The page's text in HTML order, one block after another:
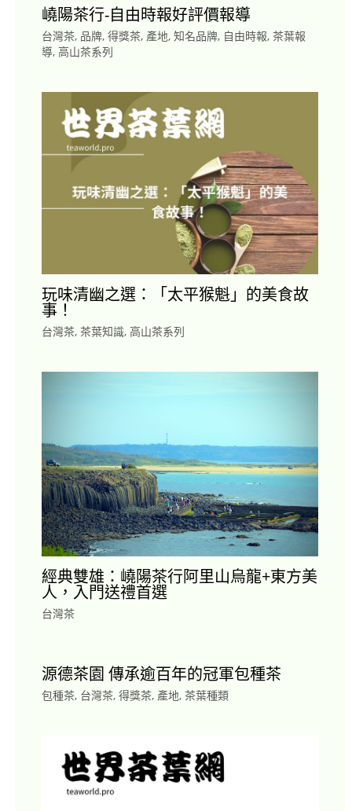
嶢陽茶行-自由時報好評價報導
台灣茶, 品牌, 得獎茶, 產地, 知名品牌, 自由時報, 茶葉報
導, 高山茶系列
玩味清幽之選：「太平猴魁」的美食故
事！
台灣茶, 茶葉知識, 高山茶系列
經典雙雄：嶢陽茶行阿里山烏龍+東方美
人，入門送禮首選
台灣茶
源德茶園 傳承逾百年的冠軍包種茶
包種茶, 台灣茶, 得獎茶, 產地, 茶葉種類